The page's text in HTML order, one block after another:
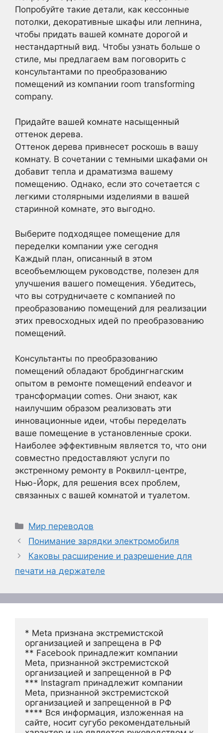
Попробуйте такие детали, как кессонные
потолки, декоративные шкафы или лепнина,
чтобы придать вашей комнате дорогой и
нестандартный вид. Чтобы узнать больше о
стиле, мы предлагаем вам поговорить с
консультантами по преобразованию
помещений из компании room transforming
company.
Придайте вашей комнате насыщенный
оттенок дерева.
Оттенок дерева привнесет роскошь в вашу
комнату. В сочетании с темными шкафами он
добавит тепла и драматизма вашему
помещению. Однако, если это сочетается с
легкими столярными изделиями в вашей
старинной комнате, это выгодно.
Выберите подходящее помещение для
переделки компании уже сегодня
Каждый план, описанный в этом
всеобъемлющем руководстве, полезен для
улучшения вашего помещения. Убедитесь,
что вы сотрудничаете с компанией по
преобразованию помещений для реализации
этих превосходных идей по преобразованию
помещений.
Консультанты по преобразованию
помещений обладают бробдингнагским
опытом в ремонте помещений endeavor и
трансформации comes. Они знают, как
наилучшим образом реализовать эти
инновационные идеи, чтобы переделать
ваше помещение в установленные сроки.
Наиболее эффективным является то, что они
совместно предоставляют услуги по
экстренному ремонту в Роквилл-центре,
Нью-Йорк, для решения всех проблем,
связанных с вашей комнатой и туалетом.
Рубрики
Мир переводов
Понимание зарядки электромобиля
Каковы расширение и разрешение для
печати на держателе
* Meta признана экстремистской
организацией и запрещена в РФ
** Facebook принадлежит компании
Meta, признанной экстремистской
организацией и запрещенной в РФ
*** Instagram принадлежит компании
Meta, признанной экстремистской
организацией и запрещенной в РФ
**** Вся информация, изложенная на
сайте, носит сугубо рекомендательный